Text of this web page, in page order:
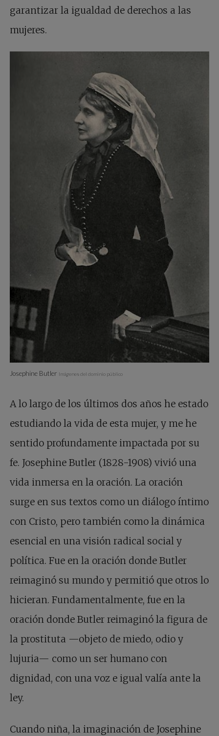
garantizar la igualdad de derechos a las
mujeres.
Josephine Butler Imágenes del dominio público
A lo largo de los últimos dos años he estado
estudiando la vida de esta mujer, y me he
sentido profundamente impactada por su
fe. Josephine Butler (1828-1908) vivió una
vida inmersa en la oración. La oración
surge en sus textos como un diálogo íntimo
con Cristo, pero también como la dinámica
esencial en una visión radical social y
política. Fue en la oración donde Butler
reimaginó su mundo y permitió que otros lo
hicieran. Fundamentalmente, fue en la
oración donde Butler reimaginó la figura de
la prostituta —objeto de miedo, odio y
lujuria— como un ser humano con
dignidad, con una voz e igual valía ante la
ley.
Cuando niña, la imaginación de Josephine